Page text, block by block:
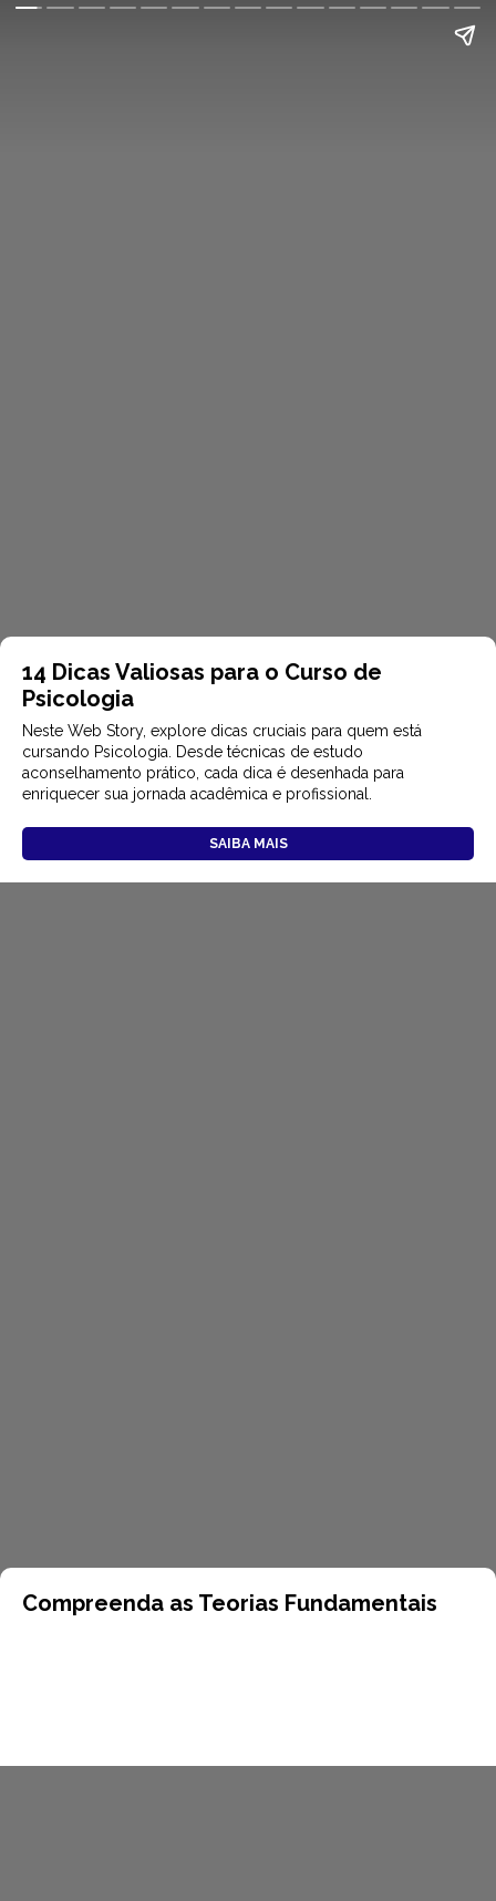
14 Dicas Valiosas para o Curso de
Psicologia
Neste Web Story, explore dicas cruciais para quem está
cursando Psicologia. Desde técnicas de estudo
aconselhamento prático, cada dica é desenhada para
enriquecer sua jornada acadêmica e profissional.
SAIBA MAIS
Compreenda as Teorias Fundamentais